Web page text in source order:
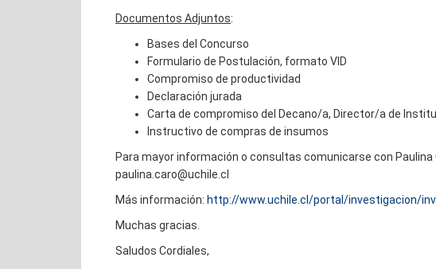
Documentos Adjuntos:
Bases del Concurso
Formulario de Postulación, formato VID
Compromiso de productividad
Declaración jurada
Carta de compromiso del Decano/a, Director/a de
Instructivo de compras de insumos
Para mayor información o consultas comunicarse con
paulina.caro@uchile.cl
Más información: http://www.uchile.cl/portal/investigacion/
Muchas gracias.
Saludos Cordiales,